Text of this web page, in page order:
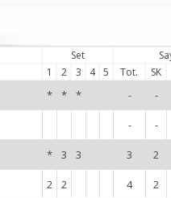
Set
1
2 3 4 5 Tot. SK
* * * - -
- -
* 3 3 3 2
2 2 4 2